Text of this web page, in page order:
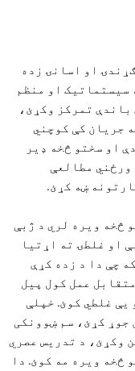
او اسانۍ زده
سیستماتیک او منظم
تمرکز وکړئ،
جریان کې کوچني
او سختو څخه ډیر
ورځني مطالعې
ښه کړئ.
څخه ویره لري د ژبې
او غلطۍ ته اړتیا
چې دا د زده کړې
عمل کول پیل
یې غلطي کوئ. خپلې
جوړ کړئ، سم ښوونکی
وکړئ، د تدریس عصري
څخه ویره مه کوئ. دا